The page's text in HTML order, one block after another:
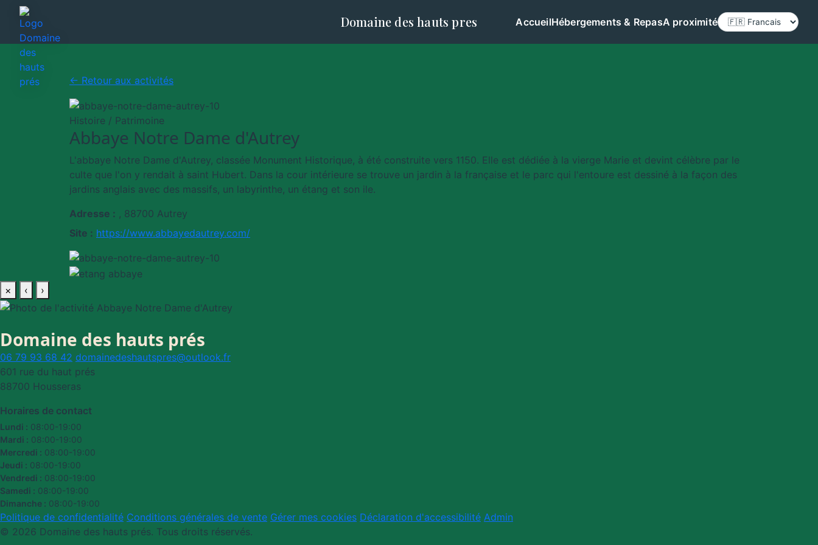
Domaine des hauts pres AccueilHébergements & RepasA proximité
Langue
← Retour aux activités
Histoire / Patrimoine
Abbaye Notre Dame d'Autrey
L'abbaye Notre Dame d'Autrey, classée Monument Historique, à été construite vers 1150. Elle est dédiée à la vierge Marie et devint célèbre par le
culte que l'on y rendait à saint Hubert. Dans la cour intérieure se trouve un jardin à la française et le parc qui l'entoure est dessiné à la façon des
jardins anglais avec des massifs, un labyrinthe, un étang et son ile.
Adresse : , 88700 Autrey
Site : https://www.abbayedautrey.com/
× ‹ ›
Domaine des hauts prés
06 79 93 68 42 domainedeshautspres@outlook.fr
601 rue du haut prés
88700 Housseras
Horaires de contact
Lundi : 08:00-19:00
Mardi : 08:00-19:00
Mercredi : 08:00-19:00
Jeudi : 08:00-19:00
Vendredi : 08:00-19:00
Samedi : 08:00-19:00
Dimanche : 08:00-19:00
Politique de confidentialité Conditions générales de vente Gérer mes cookies Déclaration d'accessibilité Admin
© 2026 Domaine des hauts prés. Tous droits réservés.